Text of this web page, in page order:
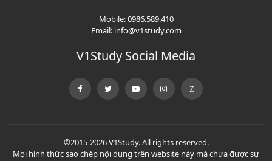
Mobile:0986.589.410
Email: info@v1study.com
V1Study Social Media
©2015-2026 V1Study. All rights reserved.
Mọi hình thức sao chép nội dung trên website này mà chưa được sự